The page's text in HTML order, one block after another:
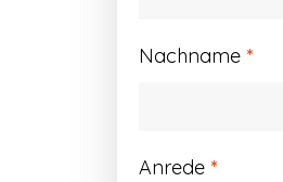
Nachname *
Anrede *